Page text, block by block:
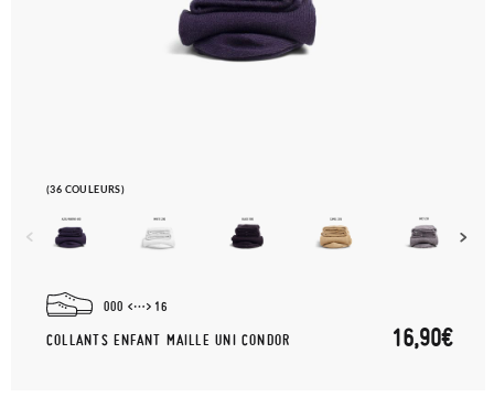
(36 COULEURS)
000 16
COLLANTS ENFANT MAILLE UNI CONDOR 16,90€